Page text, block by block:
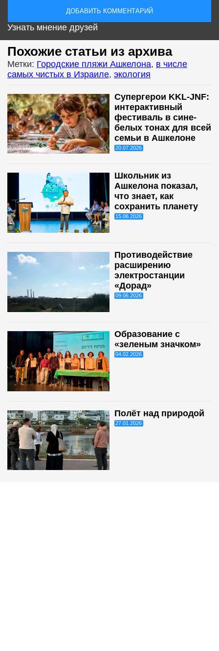
Узнать мнение друзей
Похожие статьи из архива
Метки: Городские пляжи Ашкелона, в числе
самых чистых в Израиле, экология
Супергерои KKL-JNF:
интерактивный
фестиваль в сине-
белых тонах для всей
семьи в Ашкелоне
20.07.2026
Школьник из
Ашкелона показал,
что знает, как
сохранить планету
15.06.2026
Противодействие
расширению
электростанции
«Дорад»
09.06.2026
Образование с
«зеленым значком»
04.02.2026
Полёт над природой
27.01.2026